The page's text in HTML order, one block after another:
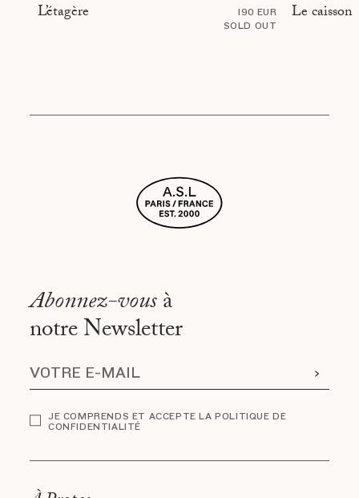
L’étagère
190 EUR
SOLD OUT
Le caisson
Abonnez-vousà
notre Newsletter
JE COMPRENDS ET ACCEPTE LA POLITIQUE DE
CONFIDENTIALITÉ